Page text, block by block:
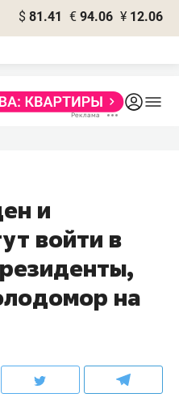
$ 81.41 € 94.06 ¥ 12.06
и
войти в
на